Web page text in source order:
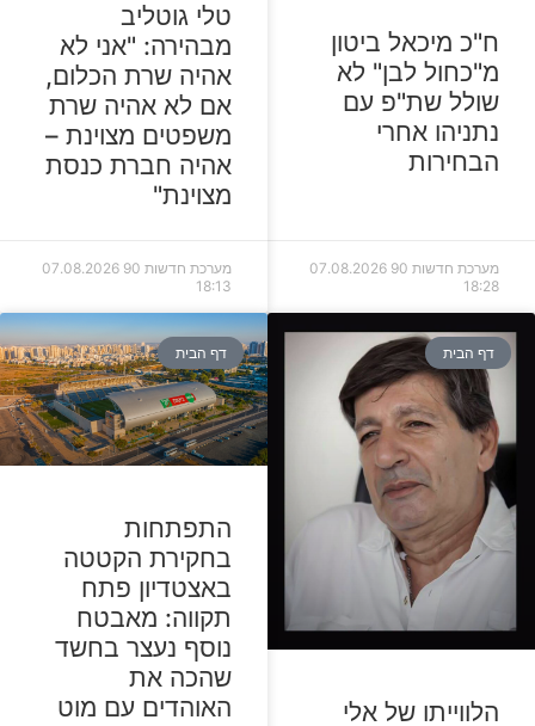
ח"כ מיכאל ביטון
מ"כחול לבן" לא
שולל שת"פ עם
נתניהו אחרי
הבחירות
מערכת חדשות 90
07.08.2026
18:28
טלי גוטליב
מבהירה: "אני לא
אהיה שרת הכלום,
אם לא אהיה שרת
משפטים מצוינת –
אהיה חברת כנסת
מצוינת"
מערכת חדשות 90
07.08.2026
18:13
דף הבית
הלווייתו של אלי
דף הבית
התפתחות
בחקירת הקטטה
באצטדיון פתח
תקווה: מאבטח
נוסף נעצר בחשד
שהכה את
האוהדים עם מוט